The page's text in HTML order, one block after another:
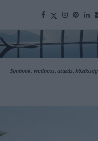
Spabook: wellness, utazás, közösség